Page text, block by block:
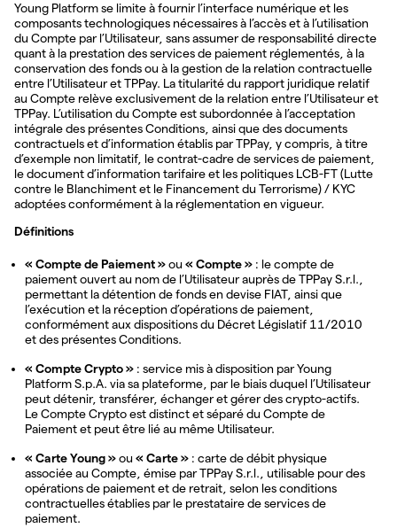
Young Platform se limite à fournir l’interface numérique et les
composants technologiques nécessaires à l’accès et à l’utilisation
du Compte par l’Utilisateur, sans assumer de responsabilité directe
quant à la prestation des services de paiement réglementés, à la
conservation des fonds ou à la gestion de la relation contractuelle
entre l’Utilisateur et TPPay. La titularité du rapport juridique relatif
au Compte relève exclusivement de la relation entre l’Utilisateur et
TPPay. L’utilisation du Compte est subordonnée à l’acceptation
intégrale des présentes Conditions, ainsi que des documents
contractuels et d’information établis par TPPay, y compris, à titre
d’exemple non limitatif, le contrat-cadre de services de paiement,
le document d’information tarifaire et les politiques LCB-FT (Lutte
contre le Blanchiment et le Financement du Terrorisme) / KYC
adoptées conformément à la réglementation en vigueur.
Définitions
« Compte de Paiement »ou « Compte » : le compte de
paiement ouvert au nom de l’Utilisateur auprès de TPPay S.r.l.,
permettant la détention de fonds en devise FIAT, ainsi que
l’exécution et la réception d’opérations de paiement,
conformément aux dispositions du Décret Législatif 11/2010
et des présentes Conditions.
« Compte Crypto » : service mis à disposition par Young
Platform S.p.A. via sa plateforme, par le biais duquel l’Utilisateur
peut détenir, transférer, échanger et gérer des crypto-actifs.
Le Compte Crypto est distinct et séparé du Compte de
Paiement et peut être lié au même Utilisateur.
« Carte Young »ou « Carte » : carte de débit physique
associée au Compte, émise par TPPay S.r.l., utilisable pour des
opérations de paiement et de retrait, selon les conditions
contractuelles établies par le prestataire de services de
paiement.